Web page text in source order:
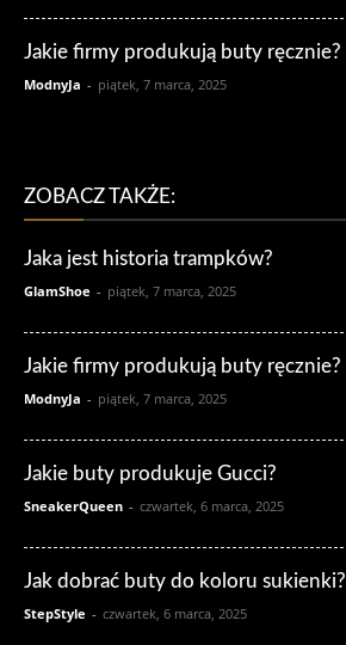
Jakie firmy produkują buty ręcznie?
ModnyJa - piątek, 7 marca, 2025
ZOBACZ TAKŻE:
Jaka jest historia trampków?
GlamShoe - piątek, 7 marca, 2025
Jakie firmy produkują buty ręcznie?
ModnyJa - piątek, 7 marca, 2025
Jakie buty produkuje Gucci?
SneakerQueen - czwartek, 6 marca, 2025
Jak dobrać buty do koloru sukienki?
StepStyle - czwartek, 6 marca, 2025